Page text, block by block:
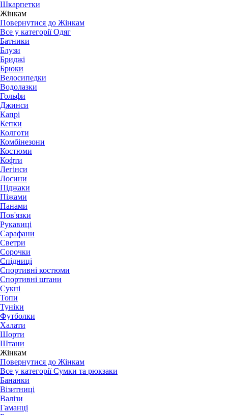
Шкарпетки
Жінкам
Повернутися до Жінкам
Все у категорії Одяг
Батники
Блузи
Бриджі
Брюки
Велосипедки
Водолазки
Гольфи
Джинси
Капрі
Кепки
Колготи
Комбінезони
Костюми
Кофти
Легінси
Лосини
Піджаки
Піжами
Панами
Пов'язки
Рукавиці
Сарафани
Светри
Сорочки
Спідниці
Спортивні костюми
Спортивні штани
Сукні
Топи
Туніки
Футболки
Халати
Шорти
Штани
Жінкам
Повернутися до Жінкам
Все у категорії Сумки та рюкзаки
Бананки
Візитниці
Валізи
Гаманці